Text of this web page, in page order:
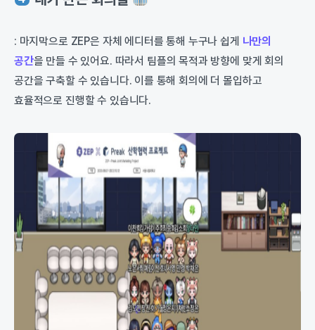
: 마지막으로 ZEP은 자체 에디터를 통해 누구나 쉽게 나만의
공간을 만들 수 있어요. 따라서 팀플의 목적과 방향에 맞게 회의
공간을 구축할 수 있습니다. 이를 통해 회의에 더 몰입하고
효율적으로 진행할 수 있습니다.